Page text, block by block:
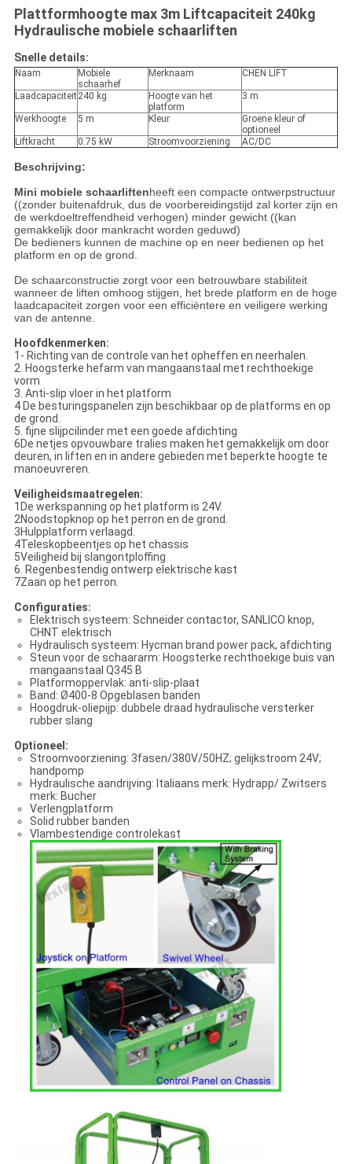
Plattformhoogte max 3m Liftcapaciteit 240kg
Hydraulische mobiele schaarliften
Snelle details:
Naam
Mobiele
schaarhef
Merknaam CHEN LIFT
Laadcapaciteit240 kg
Hoogte van het
platform
3 m
Werkhoogte 5 m Kleur
Groene kleur of
optioneel
Liftkracht
0.75 kW Stroomvoorziening AC/DC
Beschrijving:
Mini mobiele schaarliftenheeft een compacte ontwerpstructuur
((zonder buitenafdruk, dus de voorbereidingstijd zal korter zijn en
de werkdoeltreffendheid verhogen) minder gewicht ((kan
gemakkelijk door mankracht worden geduwd)
De bedieners kunnen de machine op en neer bedienen op het
platform en op de grond.
De schaarconstructie zorgt voor een betrouwbare stabiliteit
wanneer de liften omhoog stijgen, het brede platform en de hoge
laadcapaciteit zorgen voor een efficiëntere en veiligere werking
van de antenne.
Hoofdkenmerken:
1- Richting van de controle van het opheffen en neerhalen.
2. Hoogsterke hefarm van mangaanstaal met rechthoekige
vorm
3. Anti-slip vloer in het platform
4 De besturingspanelen zijn beschikbaar op de platforms en op
de grond.
5. fijne slijpcilinder met een goede afdichting
6De netjes opvouwbare tralies maken het gemakkelijk om door
deuren, in liften en in andere gebieden met beperkte hoogte te
manoeuvreren.
Veiligheidsmaatregelen:
1De werkspanning op het platform is 24V.
2Noodstopknop op het perron en de grond.
3Hulpplatform verlaagd.
4Teleskopbeentjes op het chassis
5Veiligheid bij slangontploffing
6. Regenbestendig ontwerp elektrische kast
7Zaan op het perron.
Configuraties:
Elektrisch systeem: Schneider contactor, SANLICO knop,
CHNT elektrisch
Hydraulisch systeem: Hycman brand power pack, afdichting
Steun voor de schaararm: Hoogsterke rechthoekige buis van
mangaanstaal Q345 B
Platformoppervlak: anti-slip-plaat
Band: Ø400-8 Opgeblasen banden
Hoogdruk-oliepijp: dubbele draad hydraulische versterker
rubber slang
Optioneel:
Stroomvoorziening: 3fasen/380V/50HZ; gelijkstroom 24V;
handpomp
Hydraulische aandrijving: Italiaans merk: Hydrapp/ Zwitsers
merk: Bucher
Verlengplatform
Solid rubber banden
Vlambestendige controlekast